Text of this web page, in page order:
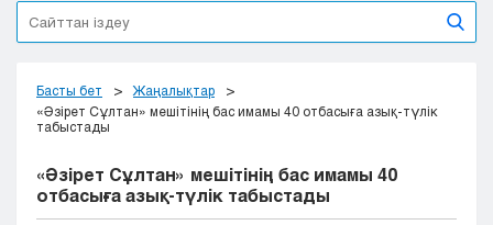
Астана
Алматы
Актобе
Атырау
Жезказган
Кокшетау
Костанай
Басты бет
Жаңалықтар
«Әзірет Сұлтан» мешітінің бас имамы 40 отбасыға азық-түлік
табыстады
«Әзірет Сұлтан» мешітінің бас имамы 40
отбасыға азық-түлік табыстады